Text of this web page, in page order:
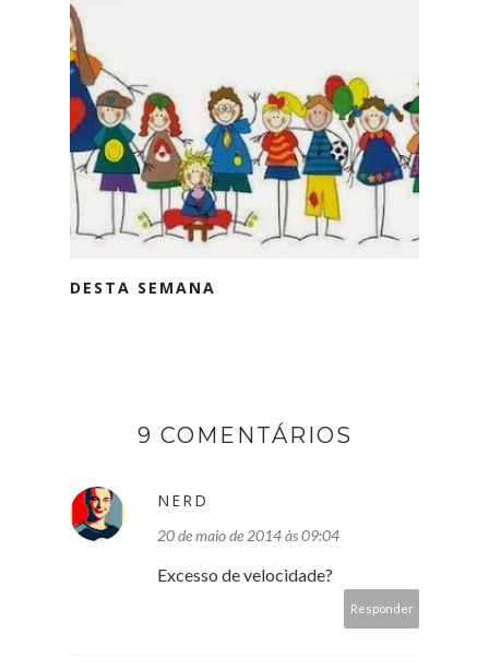
DESTA SEMANA
9 COMENTÁRIOS
NERD
20 de maio de 2014 às 09:04
Excesso de velocidade?
Responder